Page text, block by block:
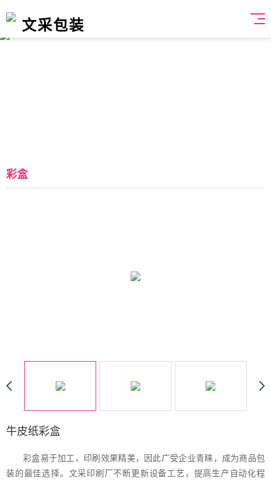
文采包装
彩盒
牛皮纸彩盒
彩盒易于加工，印刷效果精美，因此广受企业青睐，成为商品包
装的最佳选择。文采印刷厂不断更新设备工艺，提高生产自动化程